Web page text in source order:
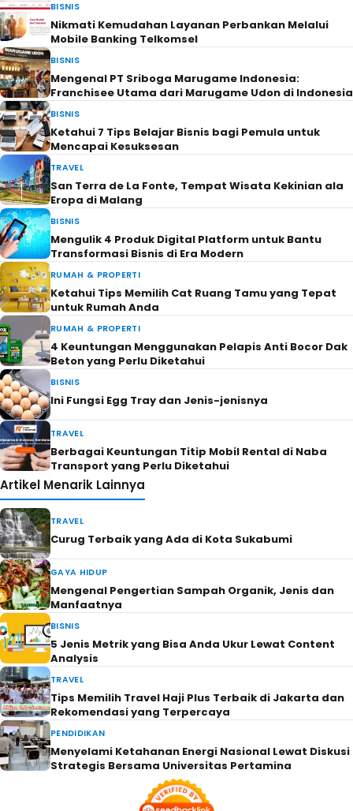
BISNIS
Nikmati Kemudahan Layanan Perbankan Melalui
Mobile Banking Telkomsel
BISNIS
Mengenal PT Sriboga Marugame Indonesia:
Franchisee Utama dari Marugame Udon di Indonesia
BISNIS
Ketahui 7 Tips Belajar Bisnis bagi Pemula untuk
Mencapai Kesuksesan
TRAVEL
San Terra de La Fonte, Tempat Wisata Kekinian ala
Eropa di Malang
BISNIS
Mengulik 4 Produk Digital Platform untuk Bantu
Transformasi Bisnis di Era Modern
RUMAH & PROPERTI
Ketahui Tips Memilih Cat Ruang Tamu yang Tepat
untuk Rumah Anda
RUMAH & PROPERTI
4 Keuntungan Menggunakan Pelapis Anti Bocor Dak
Beton yang Perlu Diketahui
BISNIS
Ini Fungsi Egg Tray dan Jenis-jenisnya
TRAVEL
Berbagai Keuntungan Titip Mobil Rental di Naba
Transport yang Perlu Diketahui
Artikel Menarik Lainnya
TRAVEL
Curug Terbaik yang Ada di Kota Sukabumi
GAYA HIDUP
Mengenal Pengertian Sampah Organik, Jenis dan
Manfaatnya
BISNIS
5 Jenis Metrik yang Bisa Anda Ukur Lewat Content
Analysis
TRAVEL
Tips Memilih Travel Haji Plus Terbaik di Jakarta dan
Rekomendasi yang Terpercaya
PENDIDIKAN
Menyelami Ketahanan Energi Nasional Lewat Diskusi
Strategis Bersama Universitas Pertamina